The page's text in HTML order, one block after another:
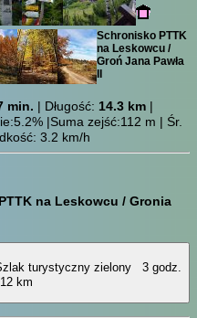
Schronisko PTTK
na Leskowcu /
Groń Jana Pawła
min. | Długość: 14.3 km |
|Suma zejść:112 m | Śr.
3.2 km/h
na Leskowcu / Gronia
3 godz.
12 km